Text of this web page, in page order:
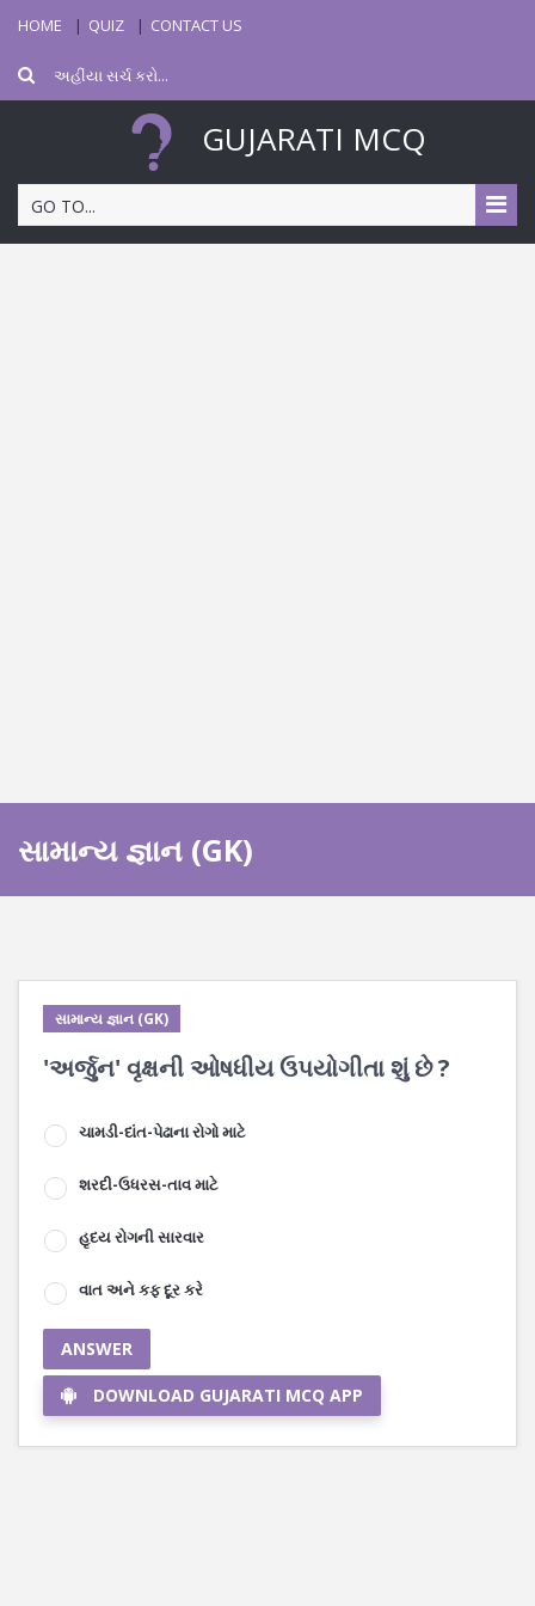
HOME QUIZ CONTACT US
GUJARATI MCQ
GO TO...
સામાન્ય જ્ઞાન (GK)
સામાન્ય જ્ઞાન (GK)
'અર્જુન' વૃક્ષની ઓષધીય ઉપયોગીતા શું છે ?
ચામડી-દાંત-પેઢાના રોગો માટે
શરદી-ઉધરસ-તાવ માટે
હૃદય રોગની સારવાર
વાત અને કફ દૂર કરે
ANSWER
DOWNLOAD GUJARATI MCQ APP